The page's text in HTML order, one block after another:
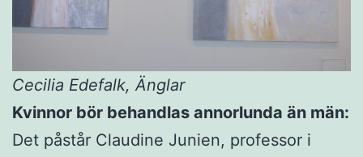
Cecilia Edefalk, Änglar
Kvinnor bör behandlas annorlunda än män:
Det påstår Claudine Junien, professor i